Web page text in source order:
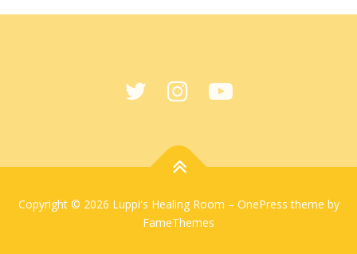
Copyright © 2026 Luppi's Healing Room – OnePress theme by
FameThemes